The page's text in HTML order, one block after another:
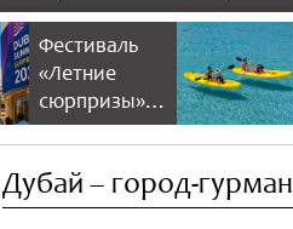
Фестиваль
«Летние
сюрпризы» в
Дубае 2026
больше
скидок и
Дубай – город-гурман